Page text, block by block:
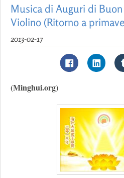
Musica di Auguri di
Violino (Ritorno a
2013-02-17
(Minghui.org)